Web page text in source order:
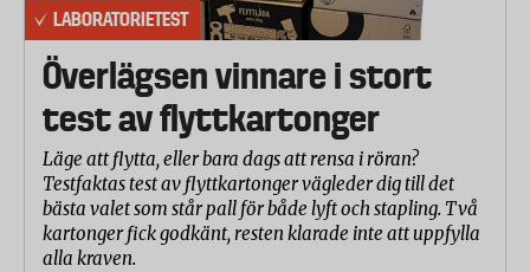
LABORATORIETEST
Överlägsen vinnare i stort
test av flyttkartonger
Läge att flytta, eller bara dags att rensa i röran?
Testfaktas test av flyttkartonger vägleder dig till det
bästa valet som står pall för både lyft och stapling. Två
kartonger fick godkänt, resten klarade inte att uppfylla
alla kraven.